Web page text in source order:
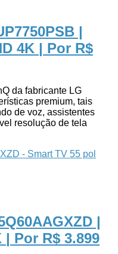
|
4K | Por R$
da fabricante LG
premium, tais
de voz, assistentes
resolução de tela
|
| Por R$ 3.899